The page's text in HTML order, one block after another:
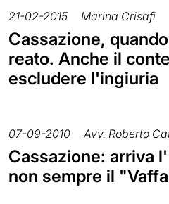
21-02-2015 Marina Crisafi
Cassazione,
reato. Anche il
escludere l'ingiuria
07-09-2010 Avv. Roberto
Cassazione: arriva
non sempre il